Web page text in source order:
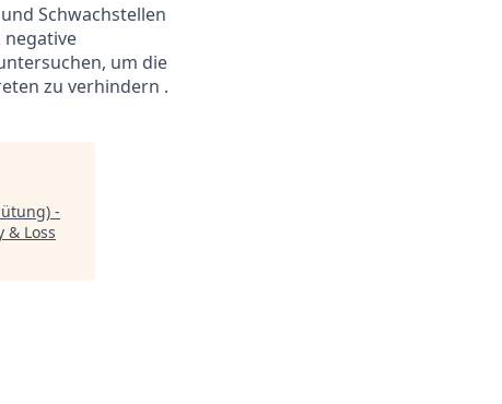
Schwachstellen
um die
zu verhindern .
-
Loss